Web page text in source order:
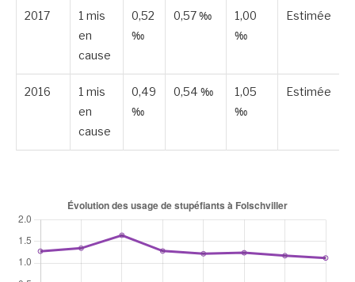
2017
1 mis
en
cause
0,52
‰
0,57 ‰
1,00
‰
Estimée
2016
1 mis
en
cause
0,49
‰
0,54 ‰
1,05
‰
Estimée